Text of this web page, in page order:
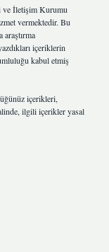
ve İletişim Kurumu
vermektedir. Bu
içeriklerin
kabul etmiş
içerikleri,
ilgili içerikler yasal